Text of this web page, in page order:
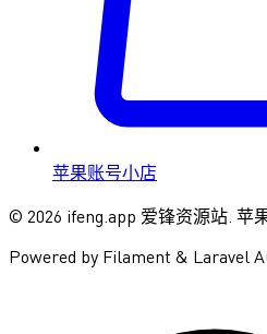
苹果账号小店
© 2026 ifeng.app 爱锋资源站. 苹
Powered by Filament & Laravel